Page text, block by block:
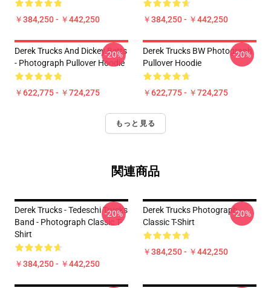
￥384,250 - ￥442,250 ￥384,250 - ￥442,250
Derek Trucks And Dickey Betts
- Photograph Pullover Hoodie
￥622,775 - ￥724,275
-20%
Derek Trucks BW Photograph
Pullover Hoodie
￥622,775 - ￥724,275
-20%
もっと見る
関連商品
Derek Trucks - Tedeschi Trucks
Band - Photograph Classic T-
Shirt
￥384,250 - ￥442,250
-20%
Derek Trucks Photograph
Classic T-Shirt
￥384,250 - ￥442,250
-20%